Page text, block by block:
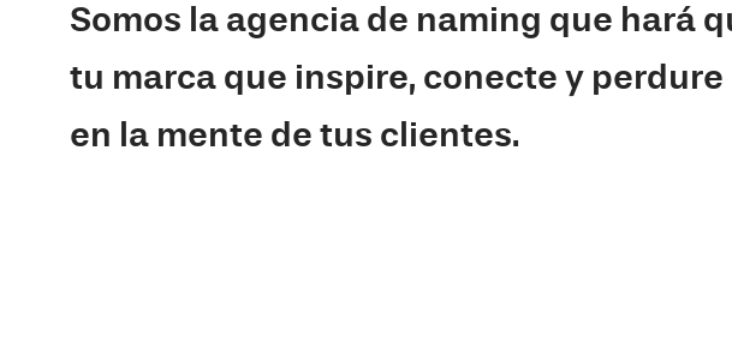
Somos la agencia de naming que hará
tu marca que inspire, conecte y perdure
en la mente de tus clientes.